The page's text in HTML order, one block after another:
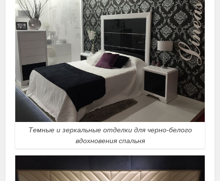
Темные и зеркальные отделки для черно-белого
вдохновения спальня